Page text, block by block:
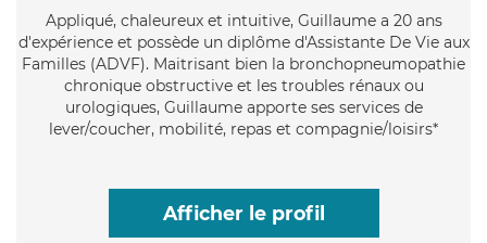
Appliqué, chaleureux et intuitive, Guillaume a 20 ans
d'expérience et possède un diplôme d'Assistante De Vie aux
Familles (ADVF). Maitrisant bien la bronchopneumopathie
chronique obstructive et les troubles rénaux ou
urologiques, Guillaume apporte ses services de
lever/coucher, mobilité, repas et compagnie/loisirs*
Afficher le profil